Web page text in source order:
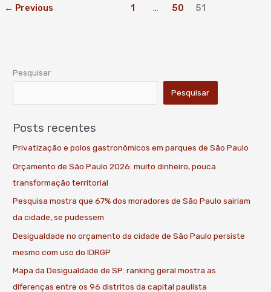
← Previous 1 … 50 51
Pesquisar
Pesquisar
Posts recentes
Privatização e polos gastronômicos em parques de São Paulo
Orçamento de São Paulo 2026: muito dinheiro, pouca
transformação territorial
Pesquisa mostra que 67% dos moradores de São Paulo sairiam
da cidade, se pudessem
Desigualdade no orçamento da cidade de São Paulo persiste
mesmo com uso do IDRGP
Mapa da Desigualdade de SP: ranking geral mostra as
diferenças entre os 96 distritos da capital paulista